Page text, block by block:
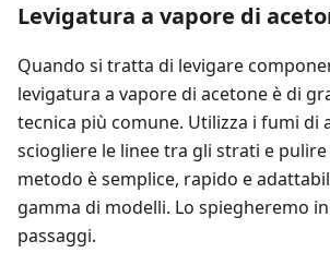
Levigatura a vapore di
Quando si tratta di levigare
levigatura a vapore di acetone è di
tecnica più comune. Utilizza i fumi di
sciogliere le linee tra gli strati e pulire
metodo è semplice, rapido e
gamma di modelli. Lo spiegheremo
passaggi.